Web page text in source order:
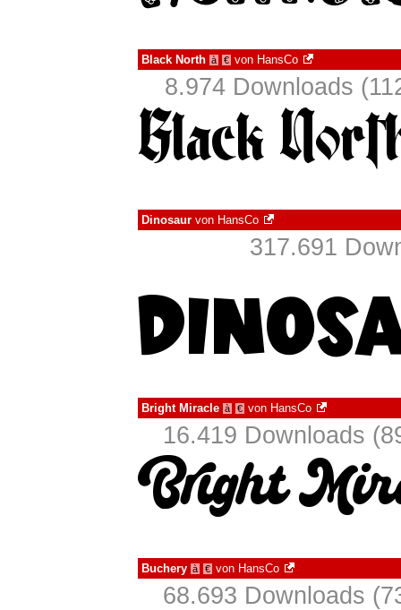
Black North à € von HansCo
8.974 Downloads
Dinosaur von HansCo
317.691
Bright Miracle à € von HansCo
16.419 Downloads
Buchery à € von HansCo
68.693 Downloads